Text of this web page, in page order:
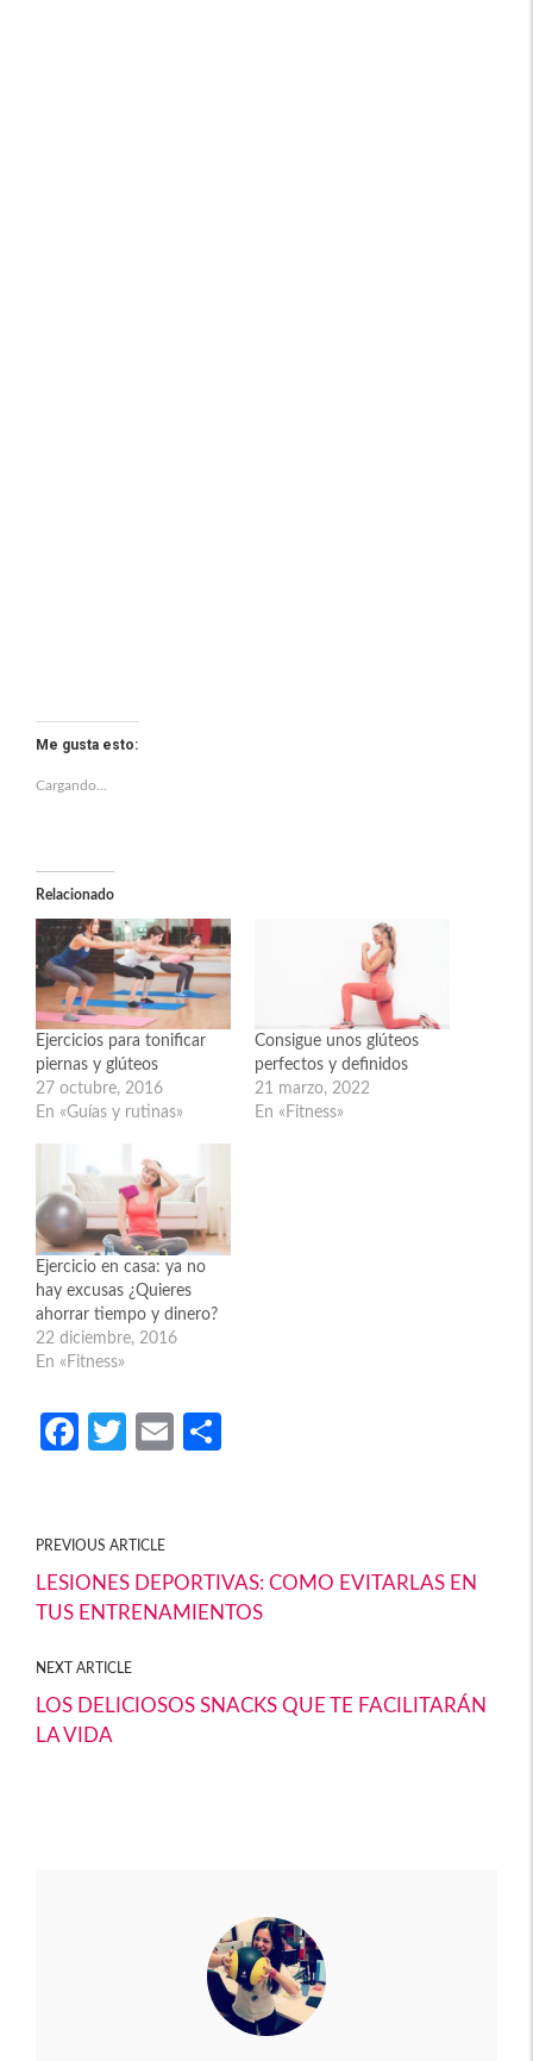
Me gusta esto:
Cargando...
Relacionado
Ejercicios para tonificar
piernas y glúteos
27 octubre, 2016
En «Guías y rutinas»
Consigue unos glúteos
perfectos y definidos
21 marzo, 2022
En «Fitness»
Ejercicio en casa: ya no
hay excusas ¿Quieres
ahorrar tiempo y dinero?
22 diciembre, 2016
En «Fitness»
Fa
o
o
k
T
er
E
ar
tir
PREVIOUS ARTICLE
LESIONES DEPORTIVAS: COMO EVITARLAS EN
TUS ENTRENAMIENTOS
NEXT ARTICLE
LOS DELICIOSOS SNACKS QUE TE FACILITARÁN
LA VIDA